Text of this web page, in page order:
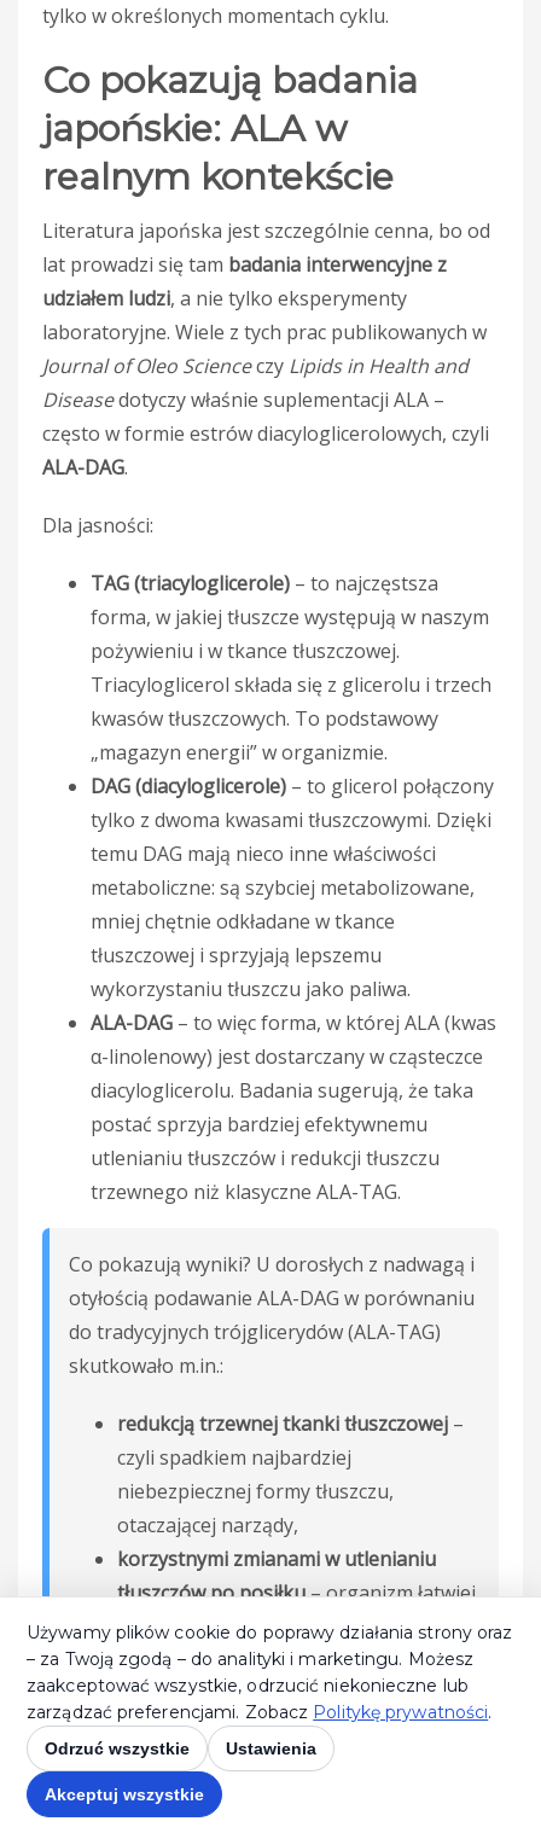
tylko w określonych momentach cyklu.
Co pokazują badania
japońskie: ALA w
realnym kontekście
Literatura japońska jest szczególnie cenna, bo od
lat prowadzi się tam badania interwencyjne z
udziałem ludzi, a nie tylko eksperymenty
laboratoryjne. Wiele z tych prac publikowanych w
Journal of Oleo Scienceczy Lipids in Health and
Diseasedotyczy właśnie suplementacji ALA –
często w formie estrów diacyloglicerolowych, czyli
ALA-DAG.
Dla jasności:
TAG (triacyloglicerole) – to najczęstsza
forma, w jakiej tłuszcze występują w naszym
pożywieniu i w tkance tłuszczowej.
Triacyloglicerol składa się z glicerolu i trzech
kwasów tłuszczowych. To podstawowy
„magazyn energii” w organizmie.
DAG (diacyloglicerole) – to glicerol połączony
tylko z dwoma kwasami tłuszczowymi. Dzięki
temu DAG mają nieco inne właściwości
metaboliczne: są szybciej metabolizowane,
mniej chętnie odkładane w tkance
tłuszczowej i sprzyjają lepszemu
wykorzystaniu tłuszczu jako paliwa.
ALA-DAG – to więc forma, w której ALA (kwas
α-linolenowy) jest dostarczany w cząsteczce
diacyloglicerolu. Badania sugerują, że taka
postać sprzyja bardziej efektywnemu
utlenianiu tłuszczów i redukcji tłuszczu
trzewnego niż klasyczne ALA-TAG.
Co pokazują wyniki? U dorosłych z nadwagą i
otyłością podawanie ALA-DAG w porównaniu
do tradycyjnych trójglicerydów (ALA-TAG)
skutkowało m.in.:
redukcją trzewnej tkanki tłuszczowej –
czyli spadkiem najbardziej
niebezpiecznej formy tłuszczu,
otaczającej narządy,
korzystnymi zmianami w utlenianiu
tłuszczów po posiłku– organizm łatwiej
sięgał po tłuszcz jako źródło energii,
poprawą parametrów lipidowych krwi–
obniżeniem poziomu triglicerydów.
Z punktu widzenia praktyka, trenera czy fizjologa
wysiłku, to coś więcej niż tylko „suplement omega-
Używamy plików cookie do poprawy działania strony oraz
– za Twoją zgodą – do analityki i marketingu. Możesz
zaakceptować wszystkie, odrzucić niekonieczne lub
zarządzać preferencjami. Zobacz Politykę prywatności.
Odrzuć wszystkie Ustawienia
Akceptuj wszystkie